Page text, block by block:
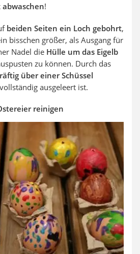
abwaschen!
beiden Seiten ein Loch gebohrt,
bisschen größer, als Ausgang für
Nadel die Hülle um das Eigelb
zu können. Durch das
über einer Schüssel
ausgeleert ist.
reinigen